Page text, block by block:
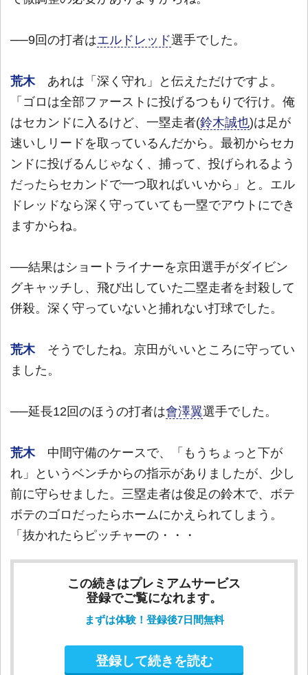
──9回の打者はエルドレッド選手でした。
荒木 あれは「深く守れ」と伝えただけですよ。
「ゴロは全部ファーストに投げるつもりで行け。俺
はセカンドに入るけど、一塁走者(鈴木誠也)は足が
速いしリードを取っているんだから。最初からセカ
ンドに投げるんじゃなく、捕って、投げられるよう
だったらセカンドで一つ取ればいいから」と。エル
ドレッドなら深く守っていても一塁でアウトにでき
ますからね。
──結果はショートライナーを京田選手がダイビン
グキャッチし、飛び出していた二塁走者を封殺して
併殺。深く守っていないと捕れない打球でした。
荒木 そうでしたね。京田がいいところに守ってい
ました。
──延長12回のほうの打者は會澤翼選手でした。
荒木 中間守備のケースで、「もうちょっと下が
れ」というベンチからの指示がありましたが、少し
前に守らせました。三塁走者は俊足の鈴木で、ボテ
ボテのゴロだったらホームにかえられてしまう。
「抜かれたらピッチャーの・・・
この続きはプレミアムサービス
登録でご覧になれます。
まずは体験！登録後7日間無料
登録して続きを読む